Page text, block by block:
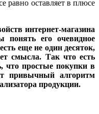
равно оставляет в плюсе
интернет-магазина
понять его очевидное
еще не один десяток,
смысла. Так что есть
что простые покупки в
привычный алгоритм
продукции.